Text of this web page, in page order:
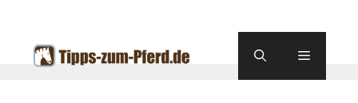
springen
Menü